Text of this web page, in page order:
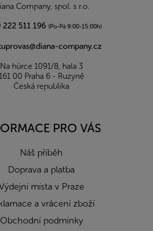
Company, spol. s r.o.
511 196 (Po-Pá 9:00-15:00h)
company.cz
Na hůrce 1091/8, hala 3
161 00 Praha 6 - Ruzyně
Česká republika
PRO VÁS
Náš příběh
Doprava a platba
místa v Praze
a vrácení zboží
Obchodní podmínky